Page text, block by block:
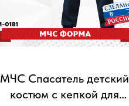
МЧС Спасатель детский
костюм с кепкой для